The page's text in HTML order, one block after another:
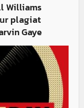
Williams
plagiat
Gaye